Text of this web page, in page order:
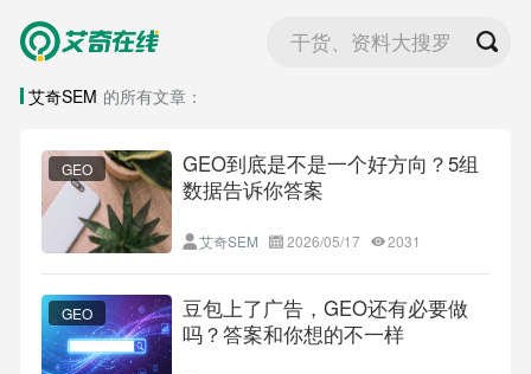
干货、资料大搜罗
艾奇SEM 的所有文章：
GEO
GEO到底是不是一个好方向？5组
数据告诉你答案
艾奇SEM 2026/05/17 2031
GEO
豆包上了广告，GEO还有必要做
吗？答案和你想的不一样